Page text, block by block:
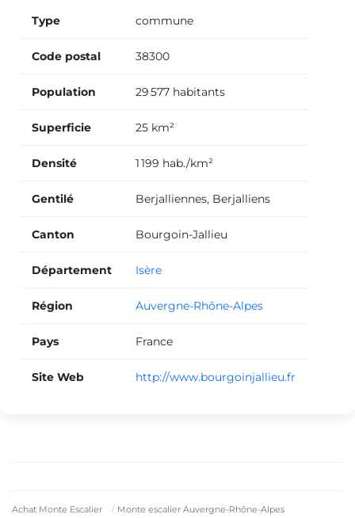
Achat Monte Escalier
Monte escalier Auvergne-Rhône-Alpes
Type commune
Code postal 38300
Population 29 577 habitants
Superficie 25 km²
Densité 1 199 hab./km²
Gentilé Berjalliennes, Berjalliens
Canton Bourgoin-Jallieu
Département Isère
Région Auvergne-Rhône-Alpes
Pays France
Site Web http://www.bourgoinjallieu.fr